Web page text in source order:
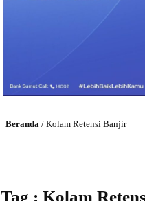
Beranda / Kolam Retensi Banjir
Tag : Kolam